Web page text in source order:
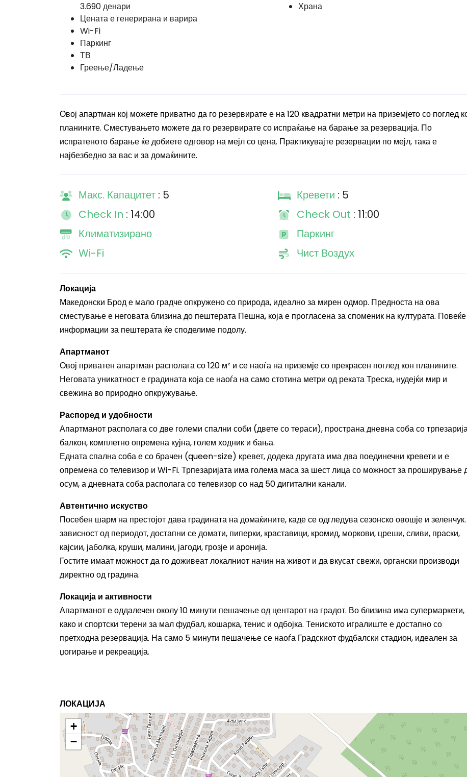
3.690 денари
Цената е генерирана и варира
Wi-Fi
Паркинг
ТВ
Греење/Ладење
Храна
Овој апартман кој можете приватно да го резервирате е на 120 квадратни метри на приземјето со поглед
планините. Сместувањето можете да го резервирате со испраќање на барање за резервација. По
испратеното барање ќе добиете одговор на мејл со цена. Практикувајте резервации по мејл, така е
најбезбедно за вас и за домаќините.
Макс. Капацитет : 5 Кревети : 5
Check In : 14:00 Check Out : 11:00
Климатизирано
Паркинг
Wi-Fi
Чист Воздух
Локација
Македонски Брод е мало градче опкружено со природа, идеално за мирен одмор. Предноста на ова
сместување е неговата близина до пештерата Пешна, која е прогласена за споменик на културата. Повеќе
информации за пештерата ќе споделиме подолу.
Апартманот
Овој приватен апартман располага со 120 м² и се наоѓа на приземје со прекрасен поглед кон планините.
Неговата уникатност е градината која се наоѓа на само стотина метри од реката Треска, нудејќи мир и
свежина во природно опкружување.
Распоред и удобности
Апартманот располага со две големи спални соби (двете со тераси), пространа дневна соба со
балкон, комплетно опремена кујна, голем ходник и бања.
Едната спална соба е со брачен (queen-size) кревет, додека другата има два поединечни кревети и е
опремена со телевизор и Wi-Fi. Трпезаријата има голема маса за шест лица со можност за проширување
осум, а дневната соба располага со телевизор со над 50 дигитални канали.
Автентично искуство
Посебен шарм на престојот дава градината на домаќините, каде се одгледува сезонско овошје и
зависност од периодот, достапни се домати, пиперки, краставици, кромид, моркови, цреши, сливи, праски,
кајсии, јаболка, круши, малини, јагоди, грозје и аронија.
Гостите имаат можност да го доживеат локалниот начин на живот и да вкусат свежи, органски производи
директно од градина.
Локација и активности
Апартманот е оддалечен околу 10 минути пешачење од центарот на градот. Во близина има супермаркети,
како и спортски терени за мал фудбал, кошарка, тенис и одбојка. Тениското игралиште е достапно со
претходна резервација. На само 5 минути пешачење се наоѓа Градскиот фудбалски стадион, идеален за
џогирање и рекреација.
ЛОКАЦИЈА
+
−